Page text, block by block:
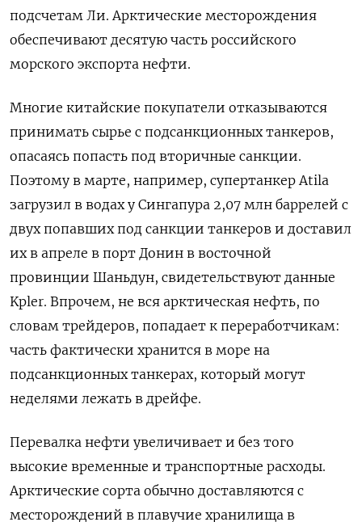
подсчетам Ли. Арктические месторождения
обеспечивают десятую часть российского
морского экспорта нефти.
Многие китайские покупатели отказываются
принимать сырье с подсанкционных танкеров,
опасаясь попасть под вторичные санкции.
Поэтому в марте, например, супертанкер Atila
загрузил в водах у Сингапура 2,07 млн баррелей с
двух попавших под санкции танкеров и доставил
их в апреле в порт Донин в восточной
провинции Шаньдун, свидетельствуют данные
Kpler. Впрочем, не вся арктическая нефть, по
словам трейдеров, попадает к переработчикам:
часть фактически хранится в море на
подсанкционных танкерах, который могут
неделями лежать в дрейфе.
Перевалка нефти увеличивает и без того
высокие временные и транспортные расходы.
Арктические сорта обычно доставляются с
месторождений в плавучие хранилища в